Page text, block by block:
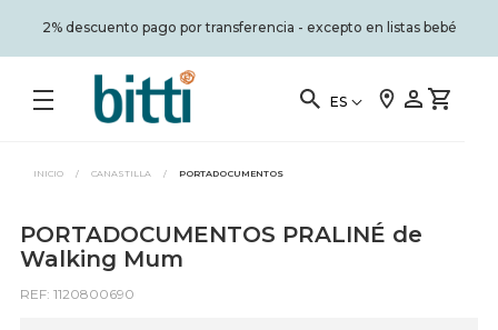
2% descuento pago por transferencia - excepto en listas bebé
ES
INICIO / CANASTILLA / PORTADOCUMENTOS
PORTADOCUMENTOS PRALINÉ de
Walking Mum
REF: 1120800690